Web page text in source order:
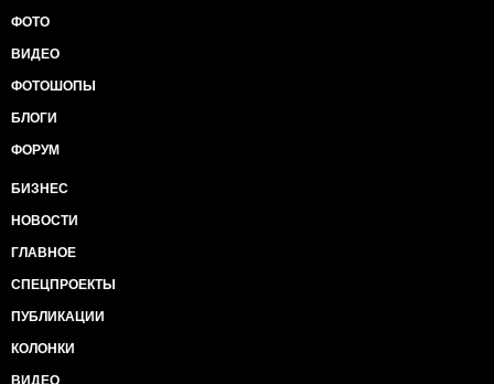
ФОТО
ВИДЕО
ФОТОШОПЫ
БЛОГИ
ФОРУМ
БИЗНЕС
НОВОСТИ
ГЛАВНОЕ
СПЕЦПРОЕКТЫ
ПУБЛИКАЦИИ
КОЛОНКИ
ВИДЕО